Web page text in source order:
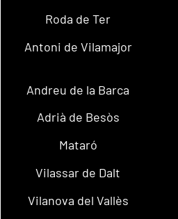
Roda de Ter
Antoni de Vilamajor
Andreu de la Barca
Adrià de Besòs
Mataró
Vilassar de Dalt
Vilanova del Vallès